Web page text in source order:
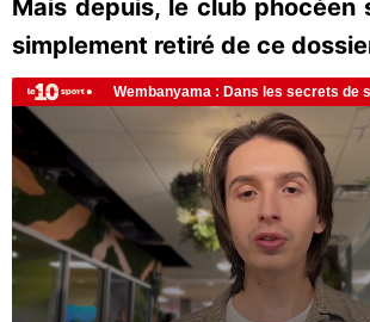
Mais depuis, le club phocéen
simplement retiré de ce